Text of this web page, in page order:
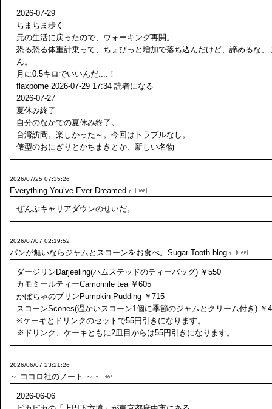
2026-07-29
ちまちま歩く
元の生活に戻ったので、ウォーキング再開。
恐る恐る体重計乗って、ちょびっと増加で落ち込んだけど、諦めるな、
ん。
月に0.5キロでいいんだ....！
flaxpome 2026-07-29 17:34 読者になる
2026-07-27
夏休み終了
自分のなかでの夏休み終了。
台湾訪問。楽しかった～。今回はトラブルなし。
俵型のおにぎりとかちまきとか、新しい名物
2026/07/25 07:35:26
Everything You’ve Ever Dreamed
ぜんぶキャリアダウンのせいだ。
2026/07/07 02:19:52
パンが無いならジャムとスコーンをお食べ。Sugar Tooth blog
ダージリンDarjeeling(ハムステッドのティーバッグ) ￥550
カモミールティーCamomile tea ￥605
かぼちゃのプリンPumpkin Pudding ￥715
スコーンScones(温かいスコーン1個に季節のジャムとクリーム付き) ￥
※ケーキとドリンクのセットで55円引きになります。
※ドリンク、ケーキともに2皿目からは55円引きになります。
2026/06/07 23:21:26
～ ココロ社のノート ～
2026-06-06